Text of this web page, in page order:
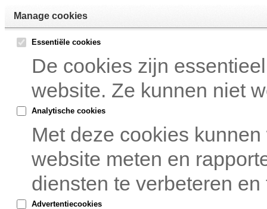
Manage cookies
Essentiële cookies
De cookies zijn
website. Ze kunnen niet
Analytische cookies
Met deze cookies
website meten en
diensten te verbeteren
Advertentiecookies